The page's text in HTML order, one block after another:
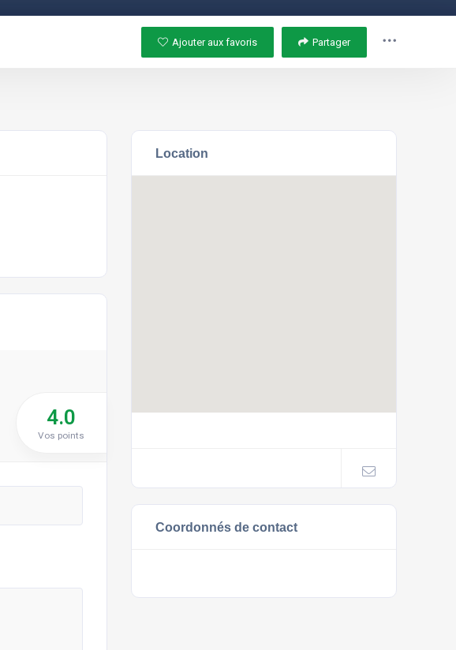
Ajouter aux favoris Partager
4.0
Vos points
Location
Coordonnés de contact